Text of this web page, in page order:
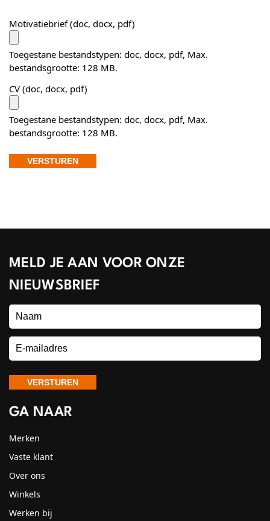
Motivatiebrief (doc, docx, pdf)
Toegestane bestandstypen: doc, docx, pdf, Max.
bestandsgrootte: 128 MB.
CV (doc, docx, pdf)
Toegestane bestandstypen: doc, docx, pdf, Max.
bestandsgrootte: 128 MB.
MELD JE AAN VOOR ONZE
NIEUWSBRIEF
GA NAAR
Merken
Vaste klant
Over ons
Winkels
Werken bij